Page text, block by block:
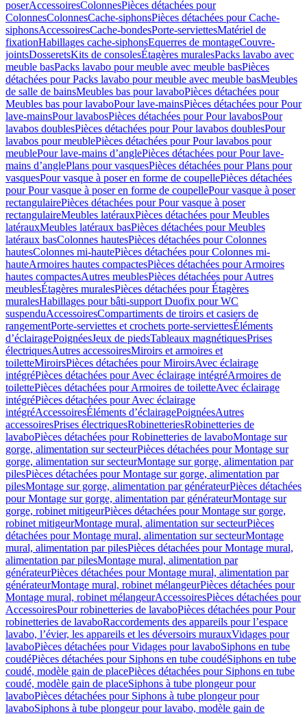
poserAccessoiresColonnesPièces détachées pour
ColonnesColonnesCache-siphonsPièces détachées pour Cache-
siphonsAccessoiresCache-bondesPorte-serviettesMatériel de
fixationHabillages cache-siphonsEquerres de montageCouvre-
jointsDosseretsKits de consolesÉtagères muralesPacks lavabo avec
meuble basPacks lavabo pour meuble avec meuble basPièces
détachées pour Packs lavabo pour meuble avec meuble basMeubles
de salle de bainsMeubles bas pour lavaboPièces détachées pour
Meubles bas pour lavaboPour lave-mainsPièces détachées pour Pour
lave-mainsPour lavabosPièces détachées pour Pour lavabosPour
lavabos doublesPièces détachées pour Pour lavabos doublesPour
lavabos pour meublePièces détachées pour Pour lavabos pour
meublePour lave-mains d’anglePièces détachées pour Pour lave-
mains d’anglePlans pour vasquesPièces détachées pour Plans pour
vasquesPour vasque à poser en forme de coupellePièces détachées
pour Pour vasque à poser en forme de coupellePour vasque à poser
rectangulairePièces détachées pour Pour vasque à poser
rectangulaireMeubles latérauxPièces détachées pour Meubles
latérauxMeubles latéraux basPièces détachées pour Meubles
latéraux basColonnes hautesPièces détachées pour Colonnes
hautesColonnes mi-hautePièces détachées pour Colonnes mi-
hauteArmoires hautes compactesPièces détachées pour Armoires
hautes compactesAutres meublesPièces détachées pour Autres
meublesÉtagères muralesPièces détachées pour Étagères
muralesHabillages pour bâti-support Duofix pour WC
suspenduAccessoiresCompartiments de tiroirs et casiers de
rangementPorte-serviettes et crochets porte-serviettesÉléments
d’éclairagePoignéesJeux de piedsTableaux magnétiquesPrises
électriquesAutres accessoiresMiroirs et armoires et
toiletteMiroirsPièces détachées pour MiroirsAvec éclairage
intégréPièces détachées pour Avec éclairage intégréArmoires de
toilettePièces détachées pour Armoires de toiletteAvec éclairage
intégréPièces détachées pour Avec éclairage
intégréAccessoiresÉléments d’éclairagePoignéesAutres
accessoiresPrises électriquesRobinetteriesRobinetteries de
lavaboPièces détachées pour Robinetteries de lavaboMontage sur
gorge, alimentation sur secteurPièces détachées pour Montage sur
gorge, alimentation sur secteurMontage sur gorge, alimentation par
pilesPièces détachées pour Montage sur gorge, alimentation par
pilesMontage sur gorge, alimentation par générateurPièces détachées
pour Montage sur gorge, alimentation par générateurMontage sur
gorge, robinet mitigeurPièces détachées pour Montage sur gorge,
robinet mitigeurMontage mural, alimentation sur secteurPièces
détachées pour Montage mural, alimentation sur secteurMontage
mural, alimentation par pilesPièces détachées pour Montage mural,
alimentation par pilesMontage mural, alimentation par
générateurPièces détachées pour Montage mural, alimentation par
générateurMontage mural, robinet mélangeurPièces détachées pour
Montage mural, robinet mélangeurAccessoiresPièces détachées pour
AccessoiresPour robinetteries de lavaboPièces détachées pour Pour
robinetteries de lavaboRaccordements des appareils pour l’espace
lavabo, l’évier, les appareils et les déversoirs murauxVidages pour
lavaboPièces détachées pour Vidages pour lavaboSiphons en tube
coudéPièces détachées pour Siphons en tube coudéSiphons en tube
coudé, modèle gain de placePièces détachées pour Siphons en tube
coudé, modèle gain de placeSiphons à tube plongeur pour
lavaboPièces détachées pour Siphons à tube plongeur pour
lavaboSiphons à tube plongeur pour lavabo, modèle gain de